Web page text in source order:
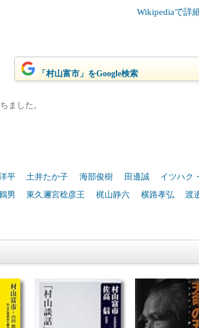
Wikipediaで詳
「村山富市」をGoogle検索
ました。
平 土井たか子 海部俊樹 田邊誠
イツハク
男 東久邇宮稔彦王 梶山静六 横路孝弘
渡